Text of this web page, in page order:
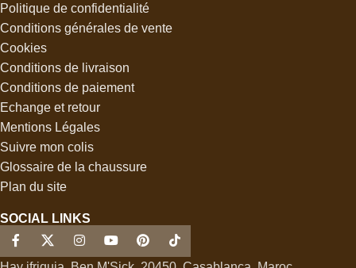
Politique de confidentialité
Conditions générales de vente
Cookies
Conditions de livraison
Conditions de paiement
Echange et retour
Mentions Légales
Suivre mon colis
Glossaire de la chaussure
Plan du site
SOCIAL LINKS